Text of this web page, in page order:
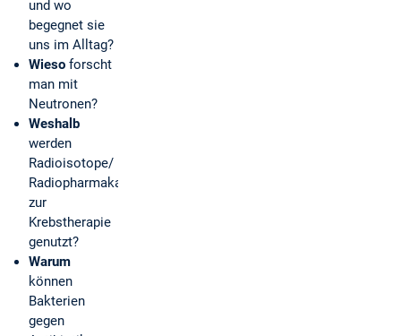
und wo
begegnet sie
uns im Alltag?
Wieso forscht
man mit
Neutronen?
Weshalb
werden
Radioisotope/
Radiopharmaka
zur
Krebstherapie
genutzt?
Warum
können
Bakterien
gegen